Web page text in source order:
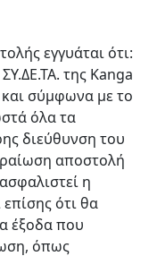
εγγυάται ότι:
της Kanga
σύμφωνα με το
όλα τα
διεύθυνση του
αποστολή
η
ότι θα
έξοδα που
όπως